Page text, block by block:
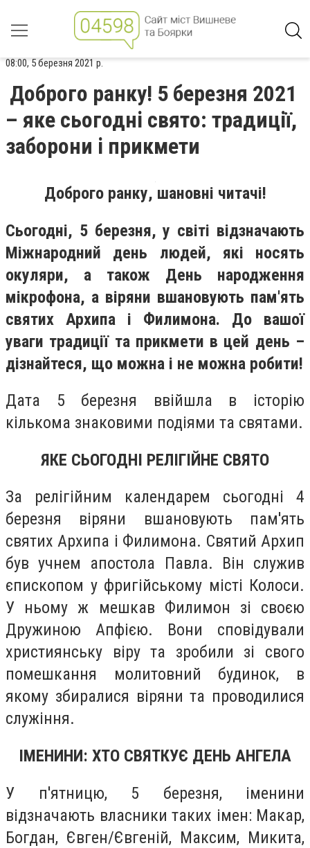
08:00, 5 березня 2021 р.
Доброго ранку! 5 березня 2021
– яке сьогодні свято: традиції,
заборони і прикмети
Доброго ранку, шановні читачі!
Сьогодні, 5 березня, у світі відзначають
Міжнародний день людей, які носять
окуляри, а також День народження
мікрофона, а віряни вшановують пам'ять
святих Архипа і Филимона. До вашої
уваги традиції та прикмети в цей день –
дізнайтеся, що можна і не можна робити!
Дата 5 березня ввійшла в історію
кількома знаковими подіями та святами.
ЯКЕ СЬОГОДНІ РЕЛІГІЙНЕ СВЯТО
За релігійним календарем сьогодні 4
березня віряни вшановують пам'ять
святих Архипа і Филимона. Святий Архип
був учнем апостола Павла. Він служив
єпископом у фригійському місті Колоси.
У ньому ж мешкав Филимон зі своєю
Дружиною Апфією. Вони сповідували
християнську віру та зробили зі свого
помешкання молитовний будинок, в
якому збиралися віряни та проводилися
служіння.
ІМЕНИНИ: ХТО СВЯТКУЄ ДЕНЬ АНГЕЛА
У п'ятницю, 5 березня, іменини
відзначають власники таких імен: Макар,
Богдан, Євген/Євгеній, Максим, Микита,